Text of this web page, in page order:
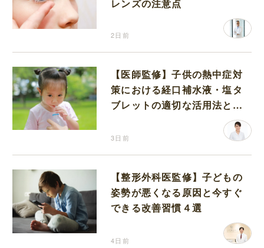
レンズの注意点
2日前
【医師監修】子供の熱中症対
策における経口補水液・塩タ
ブレットの適切な活用法と水
3日前
【整形外科医監修】子どもの
姿勢が悪くなる原因と今すぐ
できる改善習慣４選
4日前